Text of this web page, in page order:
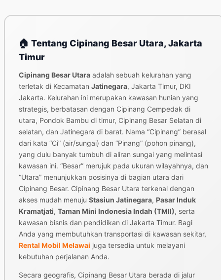
🏠 Tentang Cipinang Besar Utara, Jakarta
Timur
Cipinang Besar Utaraadalah sebuah kelurahan yang
terletak di Kecamatan Jatinegara, Jakarta Timur, DKI
Jakarta. Kelurahan ini merupakan kawasan hunian yang
strategis, berbatasan dengan Cipinang Cempedak di
utara, Pondok Bambu di timur, Cipinang Besar Selatan di
selatan, dan Jatinegara di barat. Nama “Cipinang” berasal
dari kata “Ci” (air/sungai) dan “Pinang” (pohon pinang),
yang dulu banyak tumbuh di aliran sungai yang melintasi
kawasan ini. “Besar” merujuk pada ukuran wilayahnya, dan
“Utara” menunjukkan posisinya di bagian utara dari
Cipinang Besar. Cipinang Besar Utara terkenal dengan
akses mudah menuju Stasiun Jatinegara, Pasar Induk
Kramatjati, Taman Mini Indonesia Indah (TMII), serta
kawasan bisnis dan pendidikan di Jakarta Timur. Bagi
Anda yang membutuhkan transportasi di kawasan sekitar,
Rental Mobil Melawai juga tersedia untuk melayani
kebutuhan perjalanan Anda.
Secara geografis, Cipinang Besar Utara berada di jalur